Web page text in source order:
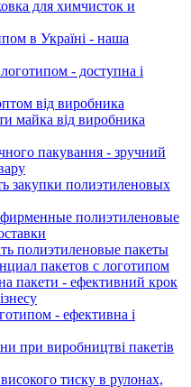
для химчисток и
в Україні - наша
- доступна і
від виробника
майка від виробника
пакування - зручний
закупки полиэтиленовых
полиэтиленовые
полиэтиленовые пакеты
пакетов с логотипом
пакети - ефективний крок
- ефективна і
при виробництві пакетів
тиску в рулонах,